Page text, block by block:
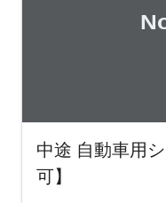
中途 自動車用
可】